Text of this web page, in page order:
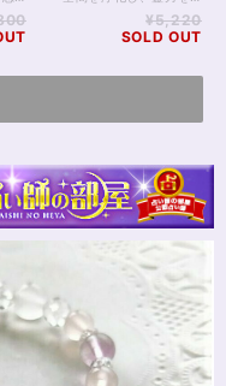
¥5,220
SOLD OUT